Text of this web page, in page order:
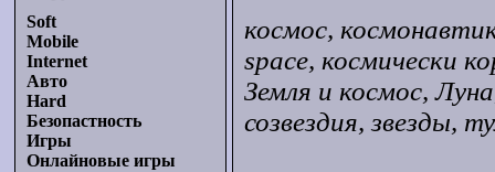
Soft
Mobile
Internet
Авто
Hard
Безопастность
Игры
Онлайновые игры
космос,
space, космически
Земля и космос,
созвездия, звезды,